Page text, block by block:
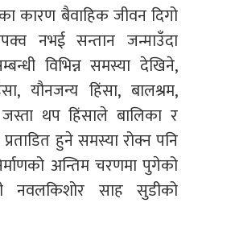
कारण बैवाहिक जीवन दिगो
नभई सन्तान जन्माउँदा
विभिन्न समस्या देखिने,
यौनजन्य हिंसा, बालश्रम,
थप हिंसाले बालिका र
हुने समस्या रोक्न पनि
अन्तिम चरणमा पुगेको
नवलकिशोर साह सुडीको